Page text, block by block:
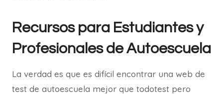
Recursos para Estudiantes y
Profesionales de Autoescuela
La verdad es que es difícil encontrar una web de
test de autoescuela mejor que todotest pero